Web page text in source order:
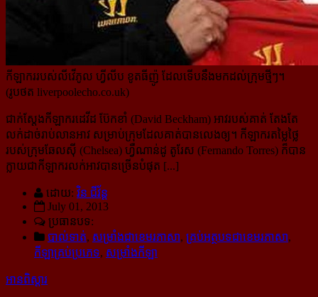
កីឡាកររបស់លីវើភូល ហ្វីលីប ខូតធីញ៉ូ ដែលទើបនឹងមកដល់ក្រុមថ្មីៗ។
(រូបថត liverpoolecho.co.uk)
ជាក់ស្តែងកីឡាករដេវីដ ប៊ែកខាំ (David Beckham) អាវរបស់គាត់ តែងតែ
លក់ដាច់រាប់លានអាវ សម្រាប់ក្រុមដែល​គាត់​បានលេងឲ្យ។ កីឡាករតម្លៃថ្លៃ
របស់ក្រុមឆែលស៊ី (Chelsea) ហ្វឺណាន់ដូ តូរែស (Fernando Torres) ក៏បាន
ក្លាយជាកីឡាករ​លក់អាវបានច្រើនបំផុត [...]
ដោយ: វិន ជីវ័ន្ត
July 01, 2013
ប្រធានបទ:
បាល់ទាត់, សម្រាំងជាខេមរភាសា, គ្រប់អត្ថបទជាខេមរភាសា,
កីឡាគ្រប់ប្រភេទ, សម្រាំងកីឡា
អានពិស្ដារ